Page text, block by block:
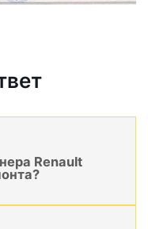
Renault